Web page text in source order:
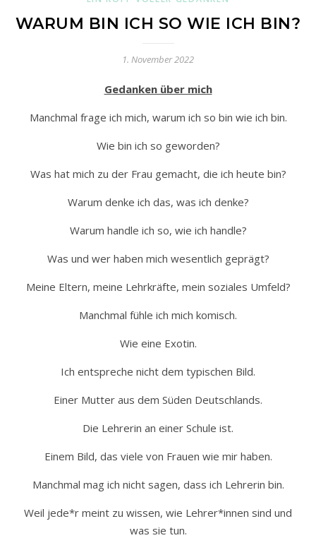
WARUM BIN ICH SO WIE ICH BIN?
1. November 2022
Gedanken über mich
Manchmal frage ich mich, warum ich so bin wie ich bin.
Wie bin ich so geworden?
Was hat mich zu der Frau gemacht, die ich heute bin?
Warum denke ich das, was ich denke?
Warum handle ich so, wie ich handle?
Was und wer haben mich wesentlich geprägt?
Meine Eltern, meine Lehrkräfte, mein soziales Umfeld?
Manchmal fühle ich mich komisch.
Wie eine Exotin.
Ich entspreche nicht dem typischen Bild.
Einer Mutter aus dem Süden Deutschlands.
Die Lehrerin an einer Schule ist.
Einem Bild, das viele von Frauen wie mir haben.
Manchmal mag ich nicht sagen, dass ich Lehrerin bin.
Weil jede*r meint zu wissen, wie Lehrer*innen sind und
was sie tun.